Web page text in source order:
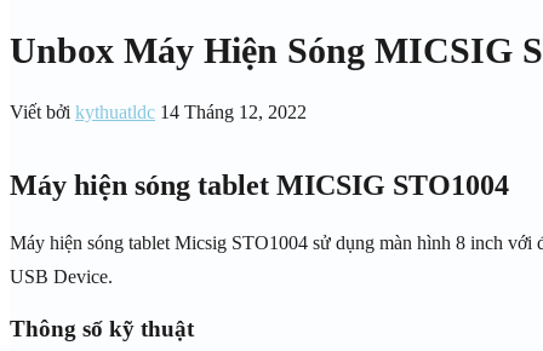
Unbox Máy Hiện Sóng MICSIG
Viết bởi kythuatldc 14 Tháng 12, 2022
Máy hiện sóng tablet MICSIG STO1004
Máy hiện sóng tablet Micsig STO1004 sử dụng màn hình 8 inch
USB Device.
Thông số kỹ thuật